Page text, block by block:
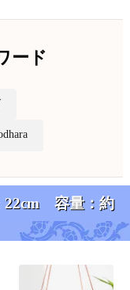
ード
22cm 容量：約